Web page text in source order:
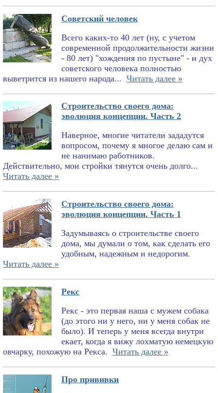
Советский человек
Всего каких-то 40 лет (ну, с учетом
современной продолжительности жизни
- 80 лет) "хождения по пустыне" - и дух
советского человека полностью
выветрится из нашего народа... Читать далее »
Строительство своего дома:
эволюция концепции. Часть 2
Наверное, многие читатели зададутся
вопросом, почему я многое делаю сам и
не нанимаю работников.
Действительно, мои стройки тянутся очень долго...
Читать далее »
Строительство своего дома:
эволюция концепции. Часть 1
Задумываясь о строительстве своего
дома, мы думали о том, как сделать его
удобным, надежным и недорогим.
Читать далее »
Рекс
Рекс - это первая наша с мужем собака
(до этого ни у него, ни у меня собак не
было). И теперь у меня всегда внутри
екает, когда я вижу лохматую немецкую
овчарку, похожую на Рекса. Читать далее »
Про прививки